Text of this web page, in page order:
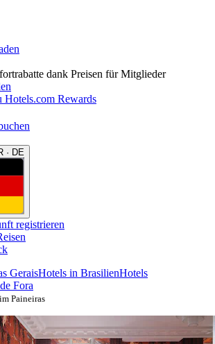
dank Preisen für Mitglieder
Hotels.com Rewards
· DE
registrieren
GeraisHotels in BrasilienHotels
Fora
Paineiras